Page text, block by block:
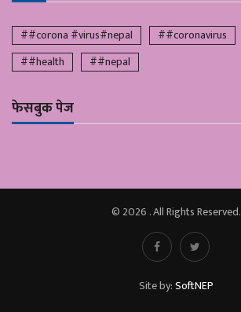
##corona #virus#nepal ##coronavirus
##health
##nepal
फेसबुक पेज
© 2026 . All Rights Reserved.
Site by:SoftNEP